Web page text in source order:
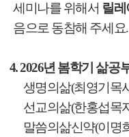
세미나를 위해서 릴레
음으로 동참해 주세요.
4. 2026년 봄학기 삶공
생명의삶(최영기목
선교의삶(한홍섭목
말씀의삶신약(이명